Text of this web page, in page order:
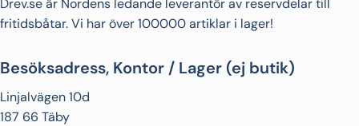
Drev.se är Nordens ledande leverantör av reservdelar till
fritidsbåtar. Vi har över 100000 artiklar i lager!
Besöksadress, Kontor / Lager (ej butik)
Linjalvägen 10d
187 66 Täby